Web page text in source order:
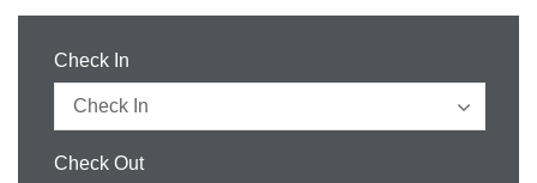
Check In
Check Out